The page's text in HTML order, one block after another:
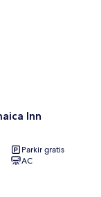
Inn
Parkir gratis
AC